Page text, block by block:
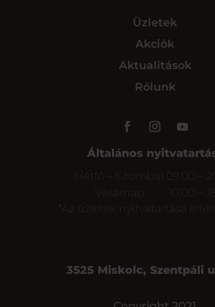
Üzletek
Akciók
Aktualitások
Rólunk
Általános
Hétfő – Szombat
*Az üzletek nyitvatartása
3525 Miskolc, Szentpáli